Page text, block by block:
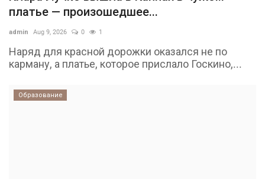
платье — произошедшее...
admin Aug 9, 2026 0 1
Наряд для красной дорожки оказался не по
карману, а платье, которое прислало Госкино,...
Образование